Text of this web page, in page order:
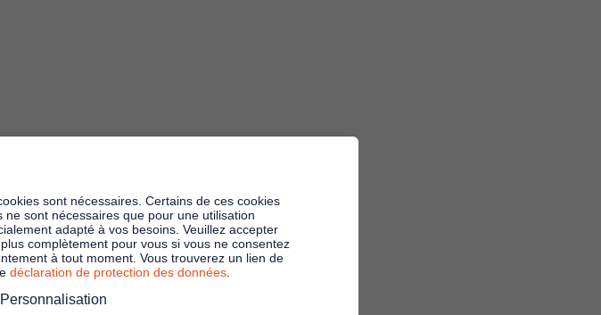
sont nécessaires. Certains de ces cookies
sont nécessaires que pour une utilisation
adapté à vos besoins. Veuillez accepter
complètement pour vous si vous ne consentez
à tout moment. Vous trouverez un lien de
déclaration de protection des données
Personnalisation